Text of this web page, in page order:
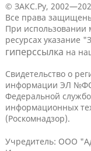
© ЗАКС.Ру,
Все права
При использовании
ресурсах указание
гиперссылка на
Свидетельство о
информации ЭЛ
Федеральной
информационных
(Роскомнадзор).
Учредитель: ООО